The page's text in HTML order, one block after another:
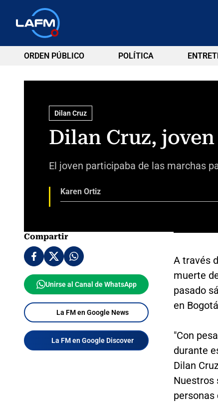
ORDEN PÚBLICO POLÍTICA
Dilan Cruz
Dilan Cruz,
El joven participaba de las marchas
Karen Ortiz
Compartir
Unirse al Canal de WhatsApp
La FM en Google News
La FM en Google Discover
A través
muerte
pasado
en
"Con
durante
Dilan
Nuestros
personas